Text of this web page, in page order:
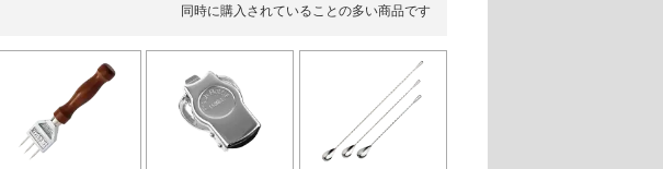
同時に購入されていることの多い商品です